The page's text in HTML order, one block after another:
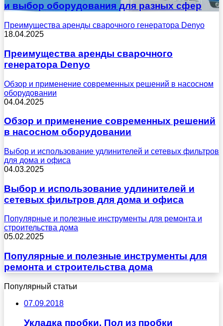
и выбор оборудования для разных сфер
Преимущества аренды сварочного генератора Denyo
18.04.2025
Преимущества аренды сварочного
генератора Denyo
Обзор и применение современных решений в насосном
оборудовании
04.04.2025
Обзор и применение современных решений
в насосном оборудовании
Выбор и использование удлинителей и сетевых фильтров
для дома и офиса
04.03.2025
Выбор и использование удлинителей и
сетевых фильтров для дома и офиса
Популярные и полезные инструменты для ремонта и
строительства дома
05.02.2025
Популярные и полезные инструменты для
ремонта и строительства дома
Популярный статьи
07.09.2018
Укладка пробки. Пол из пробки